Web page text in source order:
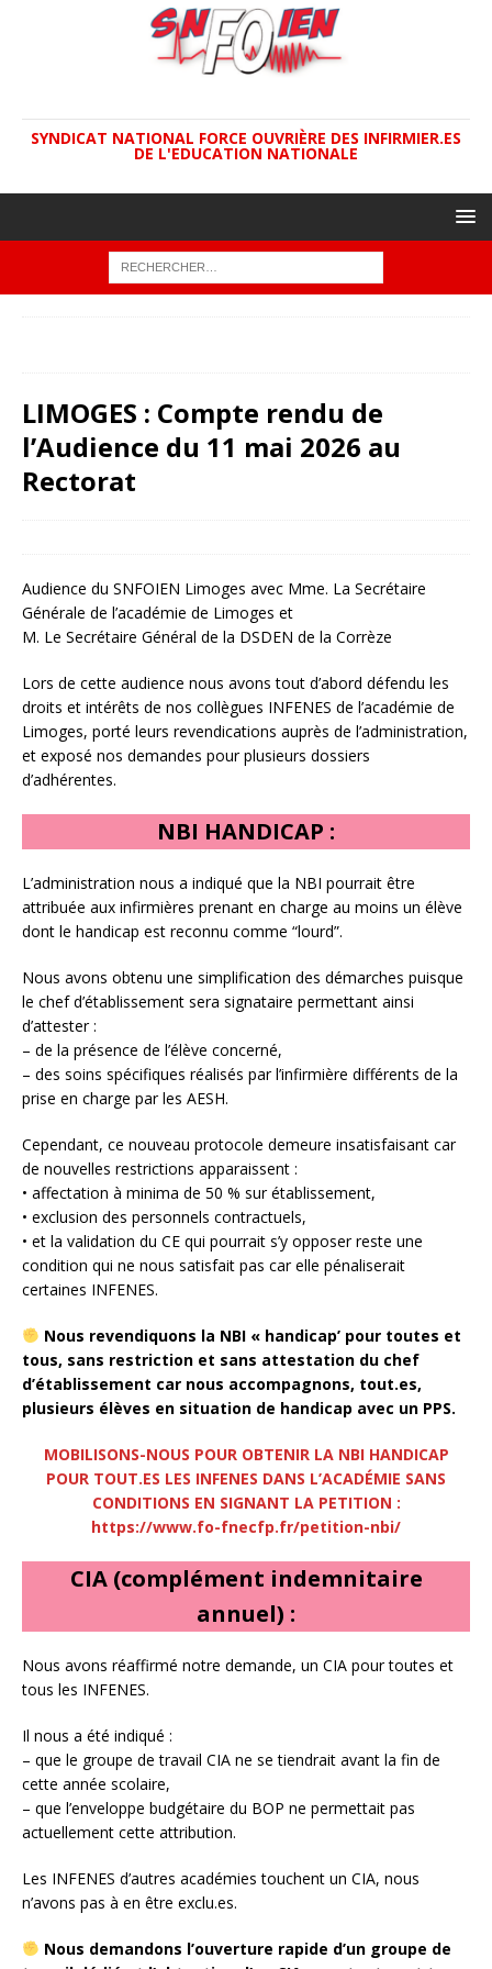
SYNDICAT NATIONAL FORCE OUVRIÈRE DES INFIRMIER.ES
DE L'EDUCATION NATIONALE
LIMOGES : Compte rendu de
l’Audience du 11 mai 2026 au
Rectorat
Audience du SNFOIEN Limoges avec Mme. La Secrétaire
Générale de l’académie de Limoges et
M. Le Secrétaire Général de la DSDEN de la Corrèze
Lors de cette audience nous avons tout d’abord défendu les
droits et intérêts de nos collègues INFENES de l’académie de
Limoges, porté leurs revendications auprès de l’administration,
et exposé nos demandes pour plusieurs dossiers
d’adhérentes.
NBI HANDICAP :
L’administration nous a indiqué que la NBI pourrait être
attribuée aux infirmières prenant en charge au moins un élève
dont le handicap est reconnu comme “lourd”.
Nous avons obtenu une simplification des démarches puisque
le chef d’établissement sera signataire permettant ainsi
d’attester :
– de la présence de l’élève concerné,
– des soins spécifiques réalisés par l’infirmière différents de la
prise en charge par les AESH.
Cependant, ce nouveau protocole demeure insatisfaisant car
de nouvelles restrictions apparaissent :
• affectation à minima de 50 % sur établissement,
• exclusion des personnels contractuels,
• et la validation du CE qui pourrait s’y opposer reste une
condition qui ne nous satisfait pas car elle pénaliserait
certaines INFENES.
Nous revendiquons la NBI « handicap’ pour toutes et
tous, sans restriction et sans attestation du chef
d’établissement car nous accompagnons, tout.es,
plusieurs élèves en situation de handicap avec un PPS.
MOBILISONS-NOUS POUR OBTENIR LA NBI HANDICAP
POUR TOUT.ES LES INFENES DANS L’ACADÉMIE SANS
CONDITIONS EN SIGNANT LA PETITION :
https://www.fo-fnecfp.fr/petition-nbi/
CIA (complément indemnitaire
annuel) :
Nous avons réaffirmé notre demande, un CIA pour toutes et
tous les INFENES.
Il nous a été indiqué :
– que le groupe de travail CIA ne se tiendrait avant la fin de
cette année scolaire,
– que l’enveloppe budgétaire du BOP ne permettait pas
actuellement cette attribution.
Les INFENES d’autres académies touchent un CIA, nous
n’avons pas à en être exclu.es.
Nous demandons l’ouverture rapide d’un groupe de